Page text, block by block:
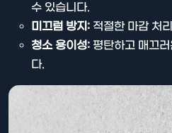
수 있습니다.
미끄럼 방지: 적절한 마감 처
청소 용이성: 평탄하고 매끄
다.